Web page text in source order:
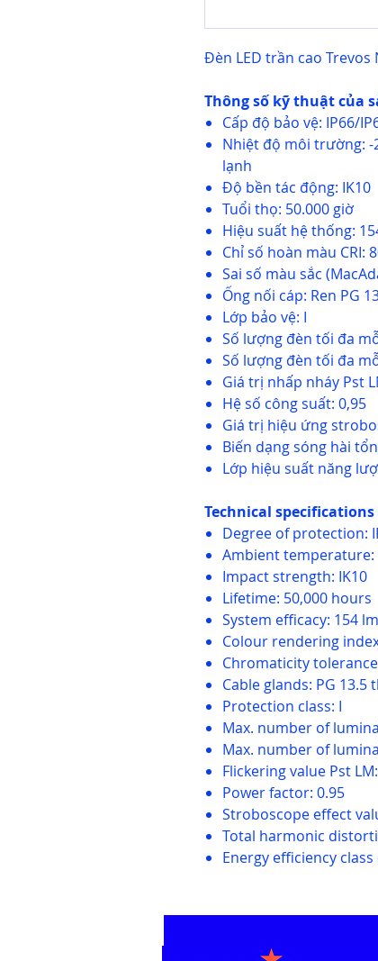
Đèn LED trần cao Trevos
Thông số kỹ thuật của
Cấp độ bảo vệ: IP66/
Nhiệt độ môi trường:
lạnh
Độ bền tác động: IK10
Tuổi thọ: 50.000 giờ
Hiệu suất hệ thống:
Chỉ số hoàn màu CRI:
Sai số màu sắc
Ống nối cáp: Ren PG
Lớp bảo vệ: I
Số lượng đèn tối đa
Số lượng đèn tối đa
Giá trị nhấp nháy Pst
Hệ số công suất: 0,95
Giá trị hiệu ứng
Biến dạng sóng hài
Lớp hiệu suất năng
Technical
Degree of protection:
Ambient temperature:
Impact strength: IK10
Lifetime: 50,000 hours
System efficacy: 154
Colour rendering
Chromaticity
Cable glands: PG 13.5
Protection class: I
Max. number of
Max. number of
Flickering value Pst
Power factor: 0.95
Stroboscope effect
Total harmonic
Energy efficiency